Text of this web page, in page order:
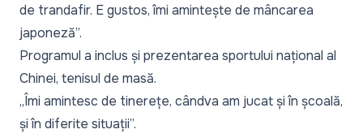
de trandafir. E gustos, îmi amintește de mâncarea
japoneză”.
Programul a inclus și prezentarea sportului național al
Chinei, tenisul de masă.
„Îmi amintesc de tinerețe, cândva am jucat și în școală,
și în diferite situații”.